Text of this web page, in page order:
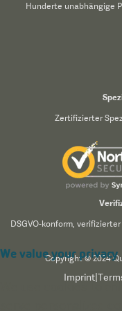
Hunderte unabhängige
Zertifizierter
DSGVO-konform,
Copyright © 2024
Imprint|
We value your privacy
We use cookies to